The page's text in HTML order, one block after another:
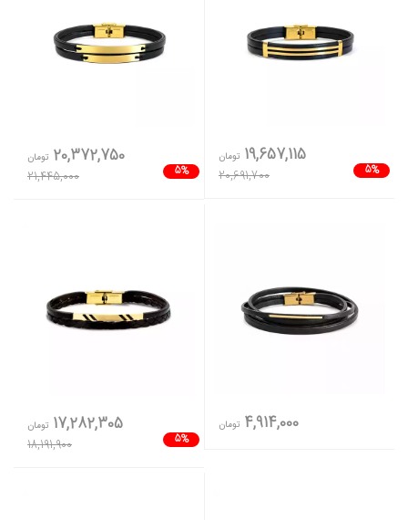
5%
19,657,115 تومان
20,691,700
5%
20,372,750 تومان
21,445,000
4,914,000 تومان
5%
17,282,305 تومان
18,191,900